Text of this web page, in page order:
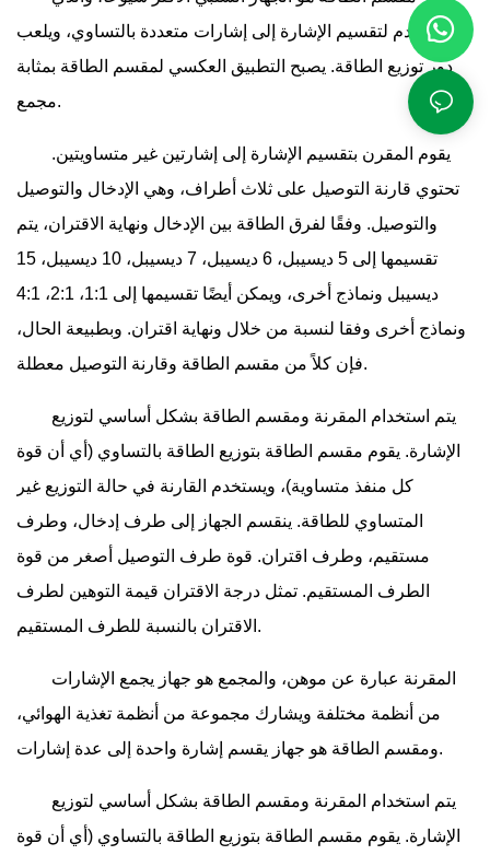
يستخدم لتقسيم الإشارة إلى إشارات متعددة بالتساوي، ويلعب
دور توزيع الطاقة. يصبح التطبيق العكسي لمقسم الطاقة بمثابة
مجمع.
تحتوي قارنة التوصيل على ثلاث أطراف، وهي الإدخال والتوصيل
والتوصيل. وفقًا لفرق الطاقة بين الإدخال ونهاية الاقتران، يتم
تقسيمها إلى 5 ديسيبل، 6 ديسيبل، 7 ديسيبل، 10 ديسيبل، 15
ديسيبل ونماذج أخرى، ويمكن أيضًا تقسيمها إلى 1:1، 2:1، 4:1
ونماذج أخرى وفقا لنسبة من خلال ونهاية اقتران. وبطبيعة الحال،
فإن كلاً من مقسم الطاقة وقارنة التوصيل معطلة.
الإشارة. يقوم مقسم الطاقة بتوزيع الطاقة بالتساوي (أي أن قوة
كل منفذ متساوية)، ويستخدم القارنة في حالة التوزيع غير
المتساوي للطاقة. ينقسم الجهاز إلى طرف إدخال، وطرف
مستقيم، وطرف اقتران. قوة طرف التوصيل أصغر من قوة
الطرف المستقيم. تمثل درجة الاقتران قيمة التوهين لطرف
الاقتران بالنسبة للطرف المستقيم.
من أنظمة مختلفة ويشارك مجموعة من أنظمة تغذية الهوائي،
ومقسم الطاقة هو جهاز يقسم إشارة واحدة إلى عدة إشارات.
الإشارة. يقوم مقسم الطاقة بتوزيع الطاقة بالتساوي (أي أن قوة